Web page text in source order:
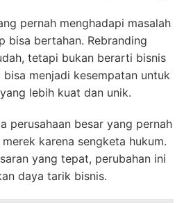
pernah menghadapi masalah
bisa bertahan. Rebranding
tetapi bukan berarti bisnis
menjadi kesempatan untuk
lebih kuat dan unik.
perusahaan besar yang pernah
karena sengketa hukum.
yang tepat, perubahan ini
daya tarik bisnis.